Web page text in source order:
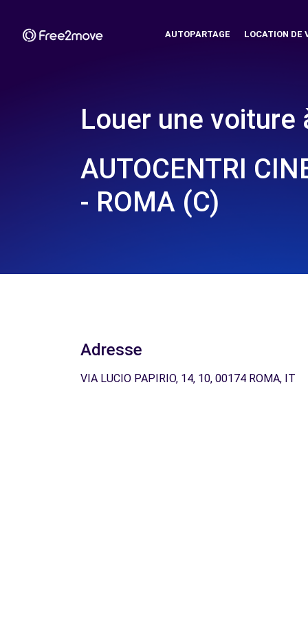
AUTOPARTAGE LOCATION DE
Louer une voiture
AUTOCENTRI
- ROMA (C)
Adresse
VIA LUCIO PAPIRIO, 14, 10, 00174 ROMA, IT